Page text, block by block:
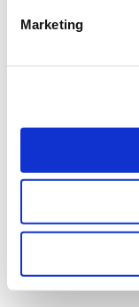
Marketing